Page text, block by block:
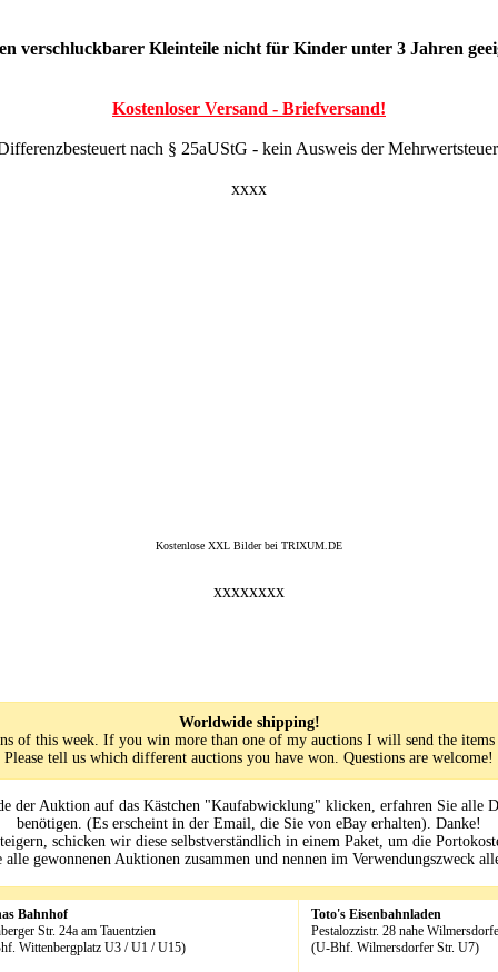
verschluckbarer Kleinteile nicht für Kinder unter 3 Jahren
Kostenloser Versand - Briefversand!
nach § 25aUStG - kein Ausweis der
xxxx
Kostenlose XXL Bilder bei TRIXUM.DE
xxxxxxxx
Worldwide shipping!
of this week. If you win more than one of my auctions I will send the items
Please tell us which different auctions you have won. Questions are welcome!
der Auktion auf das Kästchen "Kaufabwicklung" klicken, erfahren Sie alle
benötigen. (Es erscheint in der Email, die Sie von eBay erhalten). Danke!
schicken wir diese selbstverständlich in einem Paket, um die
gewonnenen Auktionen zusammen und nennen im Verwendungszweck
Bahnhof
Str. 24a am Tauentzien
Wittenbergplatz U3 / U1 / U15)
Toto's Eisenbahnladen
Pestalozzistr. 28 nahe
(U-Bhf. Wilmersdorfer Str. U7)